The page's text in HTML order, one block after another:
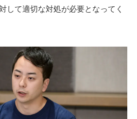
して適切な対処が必要となってく